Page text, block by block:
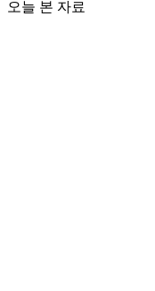
오늘 본 자료